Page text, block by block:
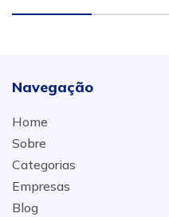
Navegação
Home
Sobre
Categorias
Empresas
Blog